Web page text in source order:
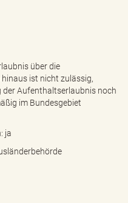
über die
ist nicht zulässig,
der Aufenthaltserlaubnis noch
im Bundesgebiet
ja